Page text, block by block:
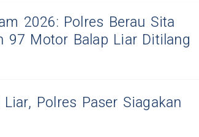
2026: Polres Berau Sita
97 Motor Balap Liar Ditilang
Polres Paser Siagakan